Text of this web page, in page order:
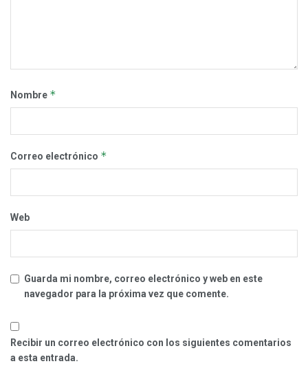
Nombre *
Correo electrónico *
Web
Guarda mi nombre, correo electrónico y web en este
navegador para la próxima vez que comente.
Recibir un correo electrónico con los siguientes comentarios
a esta entrada.